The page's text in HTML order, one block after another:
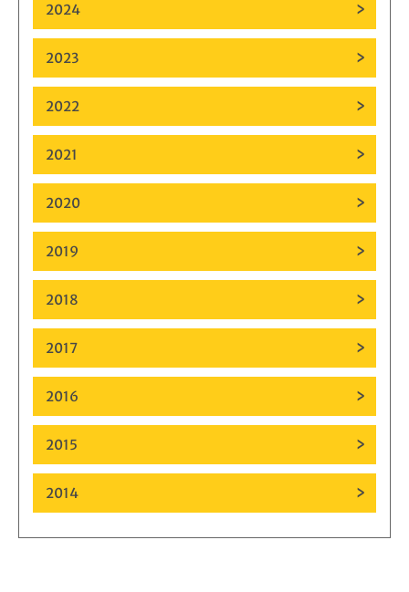
2024
2023
2022
2021
2020
2019
2018
2017
2016
2015
2014